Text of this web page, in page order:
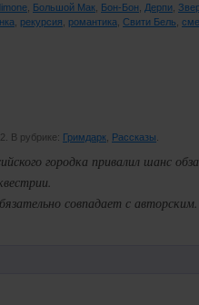
Большой Мак Бон-Бон Дерпи
рекурсия романтика Свити Бель
В рубрике: Гримдарк Рассказы
городка привалил шанс
совпадает с авторским.